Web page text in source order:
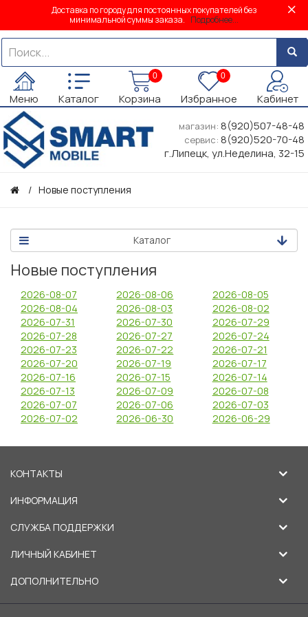
Доставка по городу для постоянных покупателей без
минимальной суммы заказа. Подробнее...
Меню Каталог
0
Корзина
0
Избранное Кабинет
магазин: 8(920)507-48-48
сервис: 8(920)520-70-48
г.Липецк, ул.Неделина, 32-15
Новые поступления
Каталог
Новые поступления
2026-08-07 2026-08-06
2026-08-05
2026-08-04
2026-08-03
2026-08-02
2026-07-31
2026-07-30
2026-07-29
2026-07-28
2026-07-27
2026-07-24
2026-07-23
2026-07-22
2026-07-21
2026-07-20
2026-07-19
2026-07-17
2026-07-16
2026-07-15
2026-07-14
2026-07-13
2026-07-09
2026-07-08
2026-07-07
2026-07-06
2026-07-03
2026-07-02
2026-06-30 2026-06-29
КОНТАКТЫ
ИНФОРМАЦИЯ
СЛУЖБА ПОДДЕРЖКИ
ЛИЧНЫЙ КАБИНЕТ
ДОПОЛНИТЕЛЬНО